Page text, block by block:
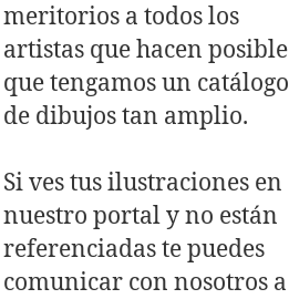
meritorios a todos los
artistas que hacen posible
que tengamos un catálogo
de dibujos tan amplio.
Si ves tus ilustraciones en
nuestro portal y no están
referenciadas te puedes
comunicar con nosotros a